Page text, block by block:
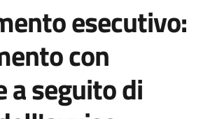
esecutivo:
con
a seguito di